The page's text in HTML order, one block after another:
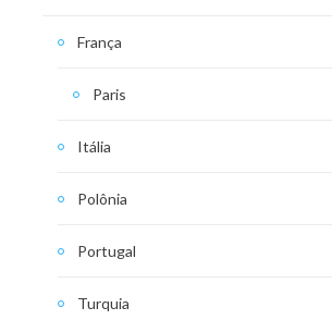
França
Paris
Itália
Polônia
Portugal
Turquia